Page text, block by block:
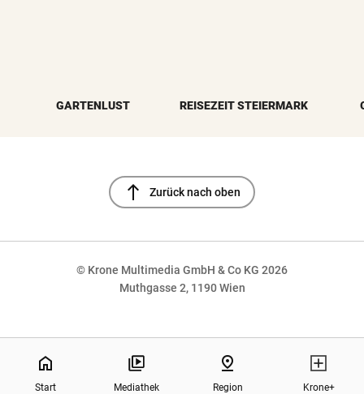
GARTENLUST REISEZEIT STEIERMARK
north Zurück nach oben
© Krone Multimedia GmbH & Co KG 2026
Muthgasse 2, 1190 Wien
home
Start Mediathek
pin_drop
Region Krone+
NaN%